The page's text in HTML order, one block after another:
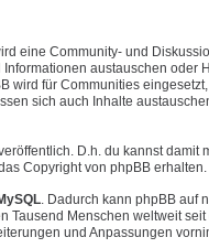
eine Community- und
austauschen oder
wird für Communities
sich auch Inhalte
D.h. du kannst damit
Copyright von phpBB erhalten.
. Dadurch kann phpBB auf
Menschen weltweit
und Anpassungen